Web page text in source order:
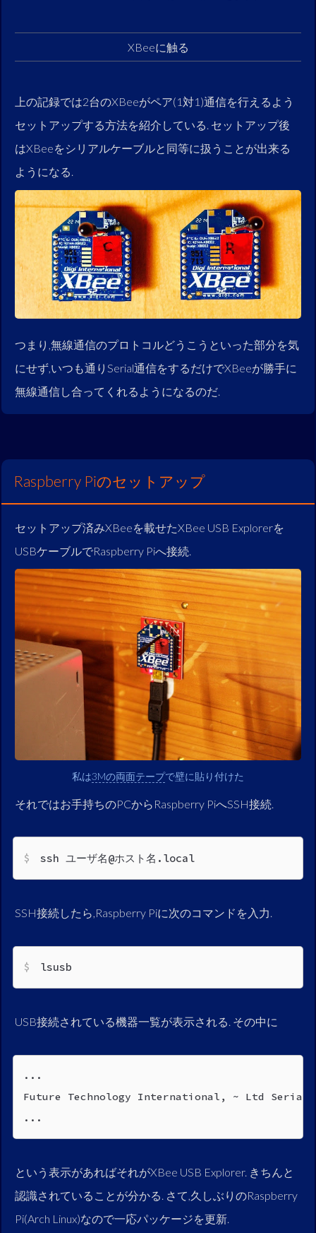
XBeeに触る
上の記録では2台のXBeeがペア(1対1)通信を行えるよう
セットアップする方法を紹介している. セットアップ後
はXBeeをシリアルケーブルと同等に扱うことが出来る
ようになる.
つまり,無線通信のプロトコルどうこうといった部分を気
にせず,いつも通りSerial通信をするだけでXBeeが勝手に
無線通信し合ってくれるようになるのだ.
Raspberry Piのセットアップ
セットアップ済みXBeeを載せたXBee USB Explorerを
USBケーブルでRaspberry Piへ接続.
私は3Mの両面テープで壁に貼り付けた
それではお手持ちのPCからRaspberry PiへSSH接続.
ssh ユーザ名@ホスト名.local
SSH接続したら,Raspberry Piに次のコマンドを入力.
lsusb
USB接続されている機器一覧が表示される. その中に
...
Future Technology International, ~ Ltd Serial
...
という表示があればそれがXBee USB Explorer. きちんと
認識されていることが分かる. さて,久しぶりのRaspberry
Pi(Arch Linux)なので一応パッケージを更新.